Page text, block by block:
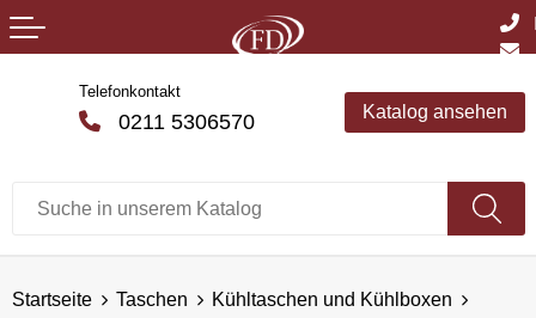
Telefonkontakt
0211 5306570 Katalog ansehen
Startseite Taschen
Kühltaschen und Kühlboxen